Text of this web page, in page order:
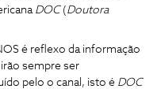
DOC(Doutora
é reflexo da informação
sempre ser
pelo o canal, isto é DOC